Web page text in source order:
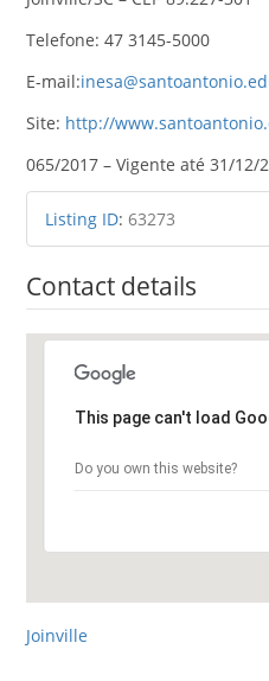
Telefone: 47 3145-5000
E-mail:
Site: http://
065/2017 – Vigente até 31/12/
Listing ID:63273
Contact details
This page can't load
Do you own this website?
Joinville